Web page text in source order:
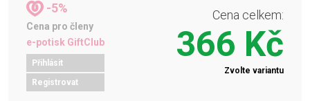
-5%
Cena pro členy
e-potisk GiftClub
Přihlásit
Registrovat
Cena celkem:
366 Kč
Zvolte variantu